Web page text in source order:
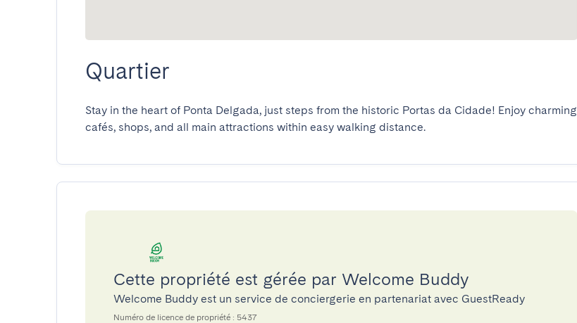
Quartier
Stay in the heart of Ponta Delgada, just steps from the historic Portas da Cidade! Enjoy charming
cafés, shops, and all main attractions within easy walking distance.
Cette propriété est gérée par Welcome Buddy
Welcome Buddy est un service de conciergerie en partenariat avec GuestReady
Numéro de licence de propriété : 5437